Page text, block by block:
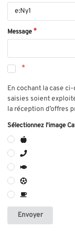
e:Ny1
Message
En cochant la case
saisies soient
la réception d’offres
Sélectionnez l'image
Envoyer